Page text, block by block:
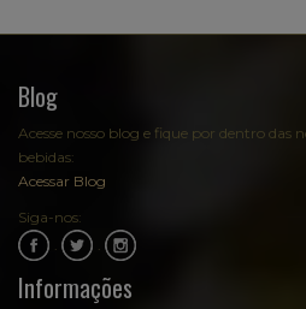
Blog
Acesse nosso blog e fique por dentro das
bebidas:
Acessar Blog
Siga-nos:
Informações